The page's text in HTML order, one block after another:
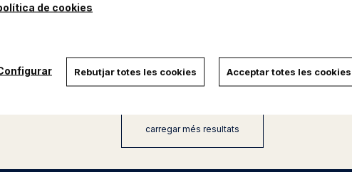
carregar més resultats
de cookies
Rebutjar totes les cookies Acceptar totes les cookies